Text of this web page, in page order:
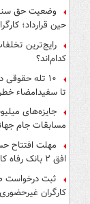
وضعیت حق
حین قرارداد؛
رایج‌ترین
کدام‌اند؟
۱۰ تله
تا سفیدامضاء
جایزه‌های
مسابقات جام
مهلت افتتاح
افق ۲ بانک رفاه کارگران تمدید شد
ثبت درخواست
کارگران